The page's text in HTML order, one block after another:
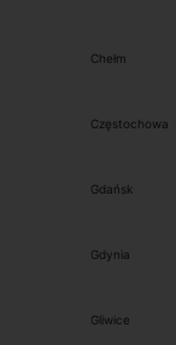
Chełm
Częstochowa
Gdańsk
Gdynia
Gliwice